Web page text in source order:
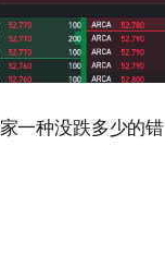
一种没跌多少的错